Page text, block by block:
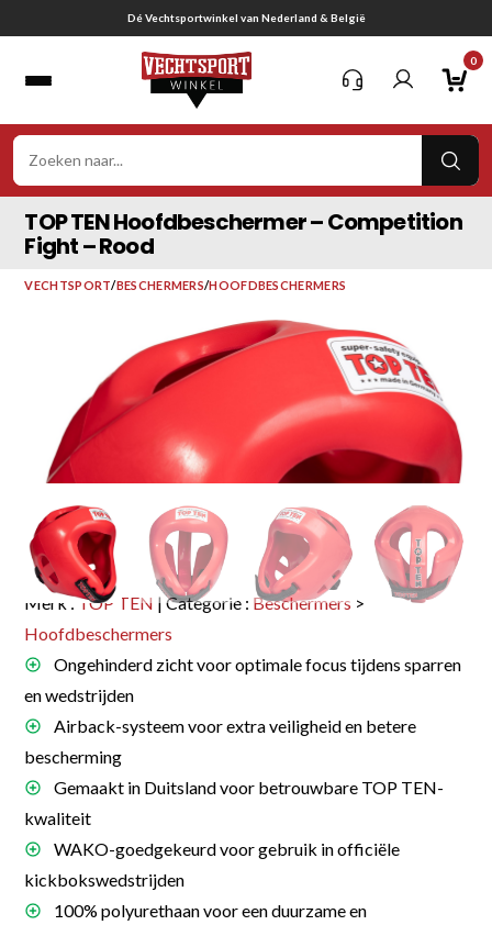
naar
Gratis verzending vanaf € 75,-
0
TOP TEN Hoofdbeschermer – Competition
Fight – Rood
VECHTSPORT/BESCHERMERS/HOOFDBESCHERMERS
Merk :TOP TEN | Categorie : Beschermers >
Hoofdbeschermers
Ongehinderd zicht voor optimale focus tijdens sparren
en wedstrijden
Airback-systeem voor extra veiligheid en betere
bescherming
Gemaakt in Duitsland voor betrouwbare TOP TEN-
kwaliteit
WAKO-goedgekeurd voor gebruik in officiële
kickbokswedstrijden
100% polyurethaan voor een duurzame en